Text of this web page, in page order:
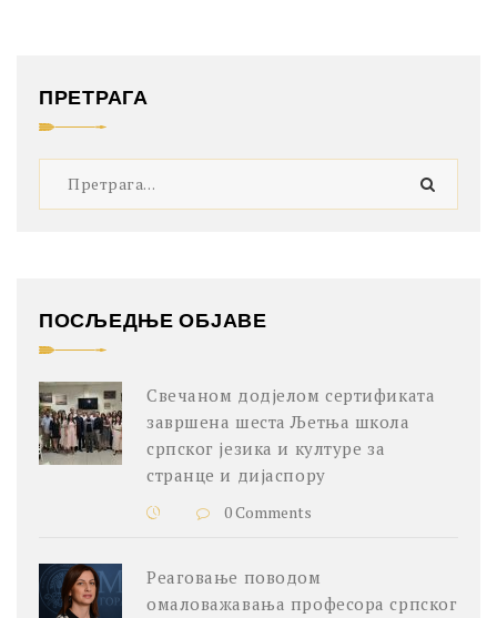
ПРЕТРАГА
ПОСЉЕДЊЕ ОБЈАВЕ
Свечаном додјелом сертификата
завршена шеста Љетња школа
српског језика и културе за
странце и дијаспору
0 Comments
Реаговање поводом
омаловажавања професора српског